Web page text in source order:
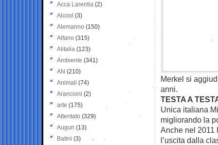
Merkel si
anni.
TESTA A
Unica italiana
migliorando la
Anche nel 2011
l’uscita dalla
Acca Larentia (2)
Alcool (3)
Alemanno (150)
Alfano (315)
Alitalia (123)
Ambiente (341)
AN (210)
Animali (74)
Arancioni (2)
arte (175)
Attentato (329)
Auguri (13)
Batini (3)